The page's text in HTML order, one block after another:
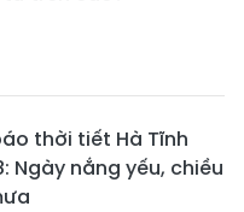
thời tiết Hà Tĩnh
Ngày nắng yếu, chiều